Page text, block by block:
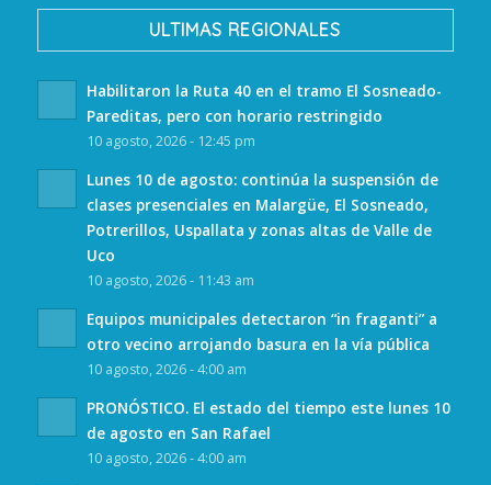
ULTIMAS REGIONALES
Habilitaron la Ruta 40 en el tramo El Sosneado-
Pareditas, pero con horario restringido
10 agosto, 2026 - 12:45 pm
Lunes 10 de agosto: continúa la suspensión de
clases presenciales en Malargüe, El Sosneado,
Potrerillos, Uspallata y zonas altas de Valle de
Uco
10 agosto, 2026 - 11:43 am
Equipos municipales detectaron “in fraganti” a
otro vecino arrojando basura en la vía pública
10 agosto, 2026 - 4:00 am
PRONÓSTICO. El estado del tiempo este lunes 10
de agosto en San Rafael
10 agosto, 2026 - 4:00 am